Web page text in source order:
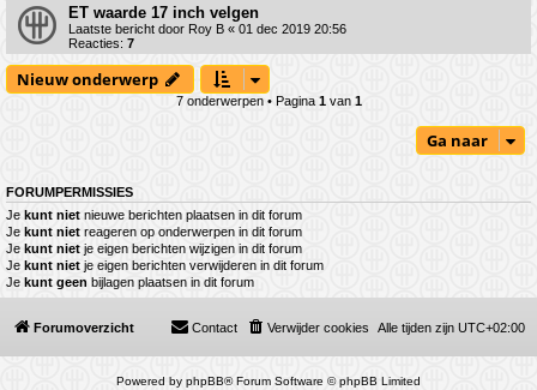
ET waarde 17 inch velgen
Laatste bericht door Roy B « 01 dec 2019 20:56
Reacties: 7
Nieuw onderwerp
7 onderwerpen • Pagina 1van 1
Ga naar
FORUMPERMISSIES
Je kunt niet nieuwe berichten plaatsen in dit forum
Je kunt niet reageren op onderwerpen in dit forum
Je kunt niet je eigen berichten wijzigen in dit forum
Je kunt niet je eigen berichten verwijderen in dit forum
Je kunt geen bijlagen plaatsen in dit forum
Forumoverzicht Alle tijden zijn UTC+02:00
Verwijder cookies
Contact
Powered by phpBB® Forum Software © phpBB Limited